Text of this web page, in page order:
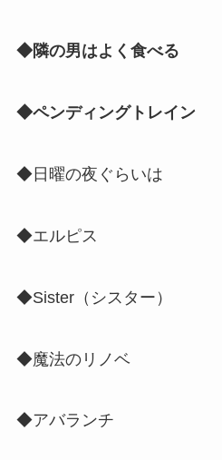
◆隣の男はよく食べる
◆ペンディングトレイン
◆日曜の夜ぐらいは
◆エルピス
◆Sister（シスター）
◆魔法のリノベ
◆アバランチ